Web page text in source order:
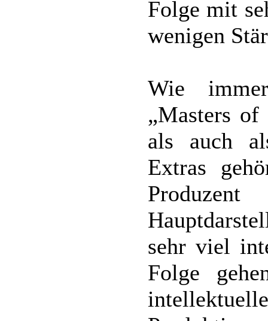
Folge mit
wenigen
Wie
„Masters
als auch
Extras
sehr viel
Folge